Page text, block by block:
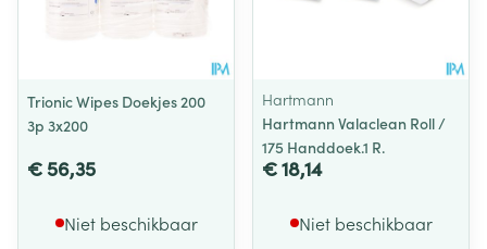
Trionic Wipes Doekjes 200
3p 3x200
€ 56,35
Niet beschikbaar
Hartmann
Hartmann Valaclean Roll /
175 Handdoek.1 R.
€ 18,14
Niet beschikbaar